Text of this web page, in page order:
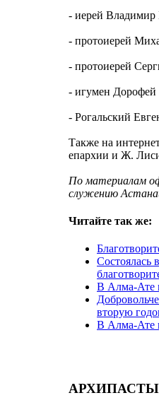
- иерей Владимир
- протоиерей
- протоиерей
- игумен Дорофей
- Рогальский
Также на
епархии и Ж.
По материалам
служению
Читайте так же:
Состоялась
В Алма-Ате
вторую
В Алма-Ате